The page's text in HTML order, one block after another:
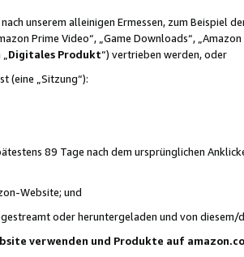
unserem alleinigen Ermessen, zum Beispiel
Prime Video“, „Game Downloads“, „Amazon
Digitales Produkt“) vertrieben werden, oder
(eine „Sitzung“):
89 Tage nach dem ursprünglichen
Website; und
oder heruntergeladen und von diesem/
verwenden und Produkte auf